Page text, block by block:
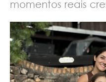
momentos reais